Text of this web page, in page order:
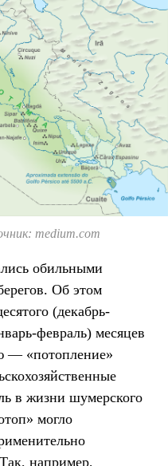
medium.com
обильными
Об этом
(декабрь-
февраль) месяцев
— «потопление»
в жизни шумерского
могло
например,